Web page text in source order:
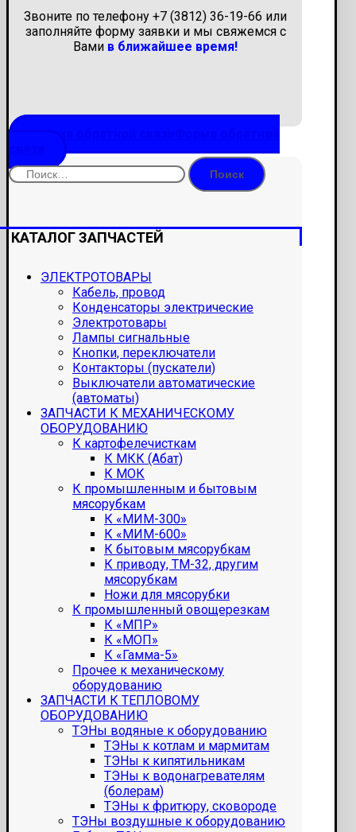
Звоните по телефону +7 (3812) 36-19-66 или
заполняйте форму заявки и мы свяжемся с
Вами в ближайшее время!
Найти:
КАТАЛОГ ЗАПЧАСТЕЙ
ЭЛЕКТРОТОВАРЫ
Кабель, провод
Конденсаторы электрические
Электротовары
Лампы сигнальные
Кнопки, переключатели
Контакторы (пускатели)
Выключатели автоматические
(автоматы)
ЗАПЧАСТИ К МЕХАНИЧЕСКОМУ
ОБОРУДОВАНИЮ
К картофелечисткам
К МКК (Абат)
К МОК
К промышленным и бытовым
мясорубкам
К «МИМ-300»
К «МИМ-600»
К бытовым мясорубкам
К приводу, ТМ-32, другим
мясорубкам
Ножи для мясорубки
К промышленный овощерезкам
К «МПР»
К «МОП»
К «Гамма-5»
Прочее к механическому
оборудованию
ЗАПЧАСТИ К ТЕПЛОВОМУ
ОБОРУДОВАНИЮ
ТЭНы водяные к оборудованию
ТЭНы к котлам и мармитам
ТЭНы к кипятильникам
ТЭНы к водонагревателям
(болерам)
ТЭНы к фритюру, сковороде
ТЭНы воздушные к оборудованию